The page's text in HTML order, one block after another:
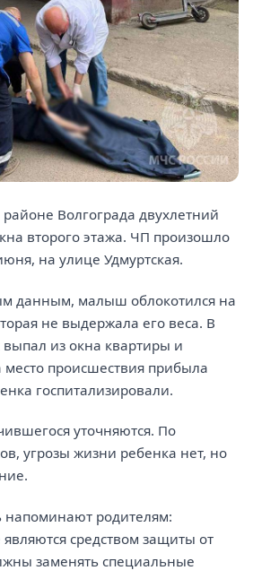
Волгограда двухлетний
второго этажа. ЧП произошло
на улице Удмуртская.
данным, малыш облокотился на
не выдержала его веса. В
выпал из окна квартиры и
происшествия прибыла
госпитализировали.
уточняются. По
угрозы жизни ребенка нет, но
напоминают родителям:
средством защиты от
заменять специальные